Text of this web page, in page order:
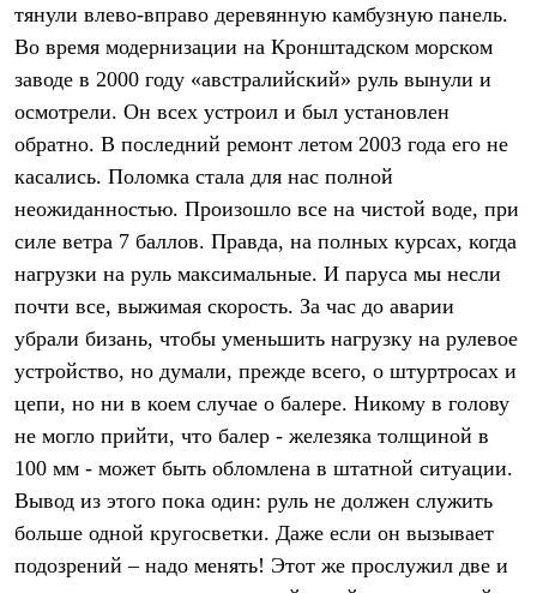
Брюки
Термобелье
Теплое термобелье
Среднее термобелье
Легкое термобелье
Лёгкая одежда
Футболки
Толстовки
Брюки
Женская одежда
Утепленная пухом
Куртки
Брюки
Жилеты
Утепленная синтетикой
Брюки
Штормовая одежда
Куртки
Софтшелл одежда
Куртки
Брюки
Лёгкая одежда
тянули влево-вправо деревянную камбузную панель.
Во время модернизации на Кронштадском морском
заводе в 2000 году «австралийский» руль вынули и
осмотрели. Он всех устроил и был установлен
обратно. В последний ремонт летом 2003 года его не
касались. Поломка стала для нас полной
неожиданностью. Произошло все на чистой воде, при
силе ветра 7 баллов. Правда, на полных курсах, когда
нагрузки на руль максимальные. И паруса мы несли
почти все, выжимая скорость. За час до аварии
убрали бизань, чтобы уменьшить нагрузку на рулевое
устройство, но думали, прежде всего, о штуртросах и
цепи, но ни в коем случае о балере. Никому в голову
не могло прийти, что балер - железяка толщиной в
100 мм - может быть обломлена в штатной ситуации.
Вывод из этого пока один: руль не должен служить
больше одной кругосветки. Даже если он вызывает
подозрений – надо менять! Этот же прослужил две и